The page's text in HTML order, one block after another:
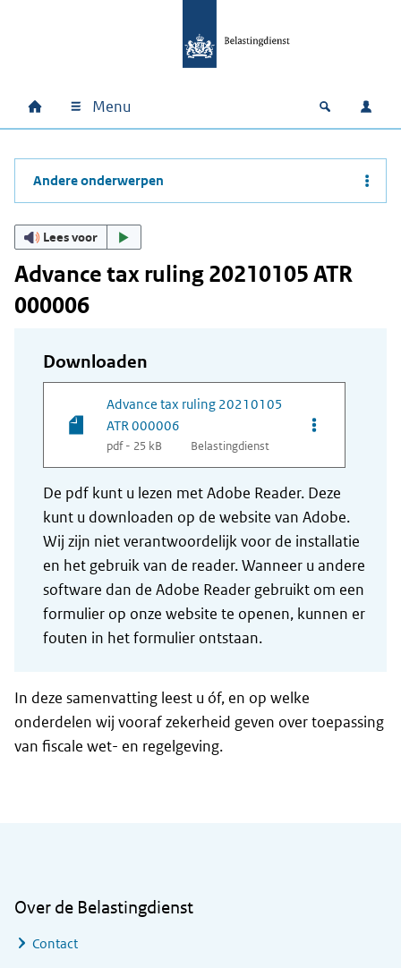
Hoofdnavigatie
Home Menu Open
Andere onderwerpen
Lees voor
Advance tax ruling 20210105 ATR
000006
Downloaden
Advance tax ruling 20210105
ATR 000006
pdf - 25 kB Belastingdienst
Opties van
De pdf kunt u lezen met Adobe Reader. Deze
kunt u downloaden op de website van Adobe.
Wij zijn niet verantwoordelijk voor de installatie
en het gebruik van de reader. Wanneer u andere
software dan de Adobe Reader gebruikt om een
formulier op onze website te openen, kunnen er
fouten in het formulier ontstaan.
In deze samenvatting leest u óf, en op welke
onderdelen wij vooraf zekerheid geven over toepassing
van fiscale wet- en regelgeving.
Over de Belastingdienst
Contact